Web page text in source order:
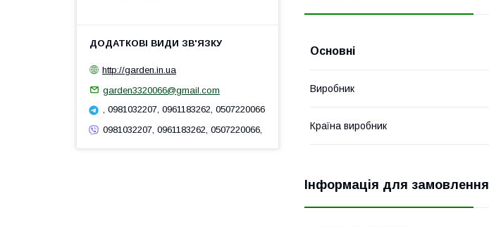
Основні
Виробник
Країна виробник
Інформація для замовлення
http://garden.in.ua
garden3320066@gmail.com
, 0981032207, 0961183262, 0507220066
0981032207, 0961183262, 0507220066,